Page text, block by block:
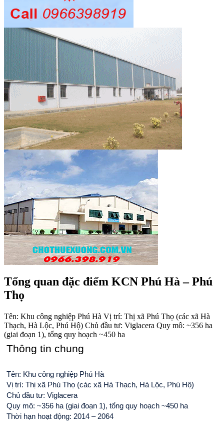
Tổng quan đặc điểm KCN Phú Hà – Phú
Thọ
Tên: Khu công nghiệp Phú Hà Vị trí: Thị xã Phú Thọ (các xã Hà
Thạch, Hà Lộc, Phú Hộ) Chủ đầu tư: Viglacera Quy mô: ~356 ha
(giai đoạn 1), tổng quy hoạch ~450 ha
Thông tin chung
Tên: Khu công nghiệp Phú Hà
Vị trí: Thị xã Phú Thọ (các xã Hà Thạch, Hà Lộc, Phú Hộ)
Chủ đầu tư: Viglacera
Quy mô: ~356 ha (giai đoạn 1), tổng quy hoạch ~450 ha
Thời hạn hoạt động: 2014 – 2064